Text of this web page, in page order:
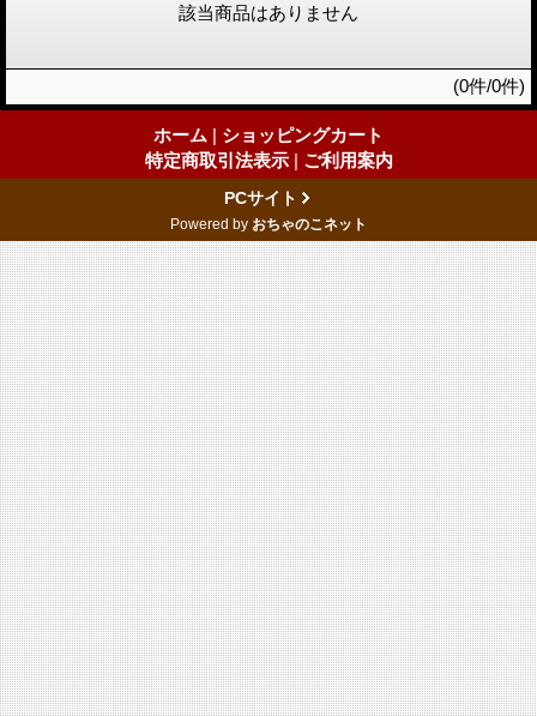
該当商品はありません
(0件/0件)
ホーム | ショッピングカート
特定商取引法表示 | ご利用案内
PCサイト
Powered by おちゃのこネット